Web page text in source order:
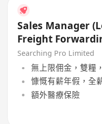
Sales Manager
Freight Forwarding) Up to
40,000 / month
Searching Pro Limited
無上限佣金，雙糧
慷慨有薪年假，全
額外醫療保險